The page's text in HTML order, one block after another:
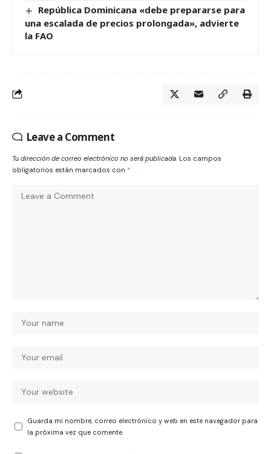
República Dominicana «debe prepararse para
una escalada de precios prolongada», advierte
la FAO
Leave a Comment
Tu dirección de correo electrónico no será publicada. Los campos
obligatorios están marcados con *
Guarda mi nombre, correo electrónico y web en este navegador para
la próxima vez que comente.